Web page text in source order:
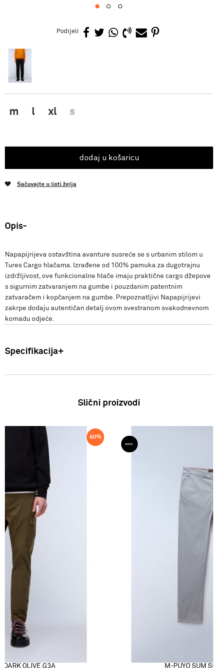
Podijeli
m l xl s
dodaj u košaricu
Sačuvajte u listi želja
Opis
Napapijrijeva ostavština avanture susreće se s urbanim stilom u
Tures Cargo hlačama. Izrađene od 100% pamuka za dugotrajnu
izdržljivost, ove funkcionalne hlače imaju praktične cargo džepove
s sigurnim zatvaranjem na gumbe i pouzdanim patentnim
zatvaračem i kopčanjem na gumbe. Prepoznatljivi Napapijrijevi
zakrpe dodaju autentičan detalj ovom svestranom svakodnevnom
komadu odjeće.
Specifikacija
100% Pamuk Zemlja podrijetla: Bangladeš FW25
Slični proizvodi
60%
DARK OLIVE G3A M-PUYO SUM